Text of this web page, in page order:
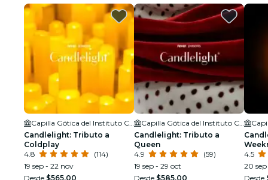
Candlelight: Tributo a
Coldplay
4.8
(114)
19 sep - 22 nov
Desde $565.00
Candlelight: Tributo a
Queen
4.9
(59)
19 sep - 29 oct
Desde $585.00
4.5
20 sep
Desde